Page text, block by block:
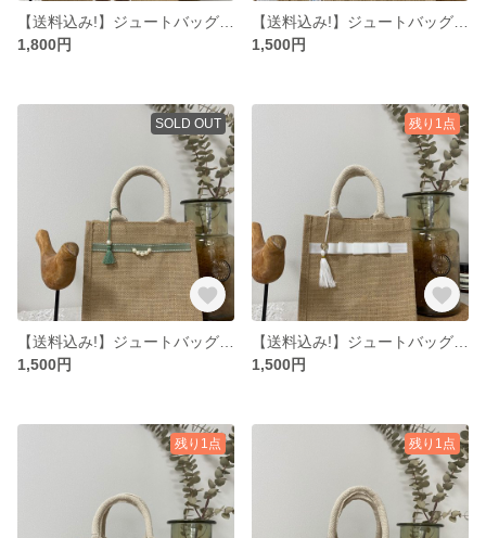
1,800円
1,500円
SOLD OUT
1,500円
残り1点
1,500円
残り1点 残り1点